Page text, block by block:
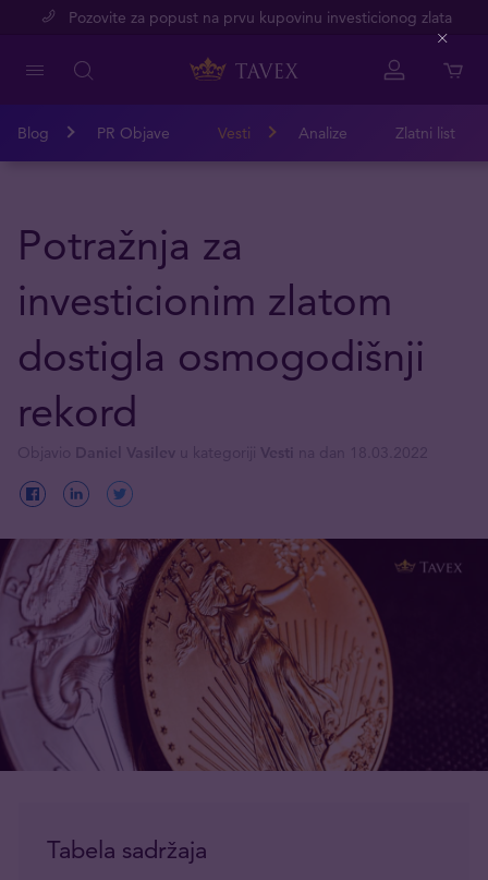
Pozovite za popust na prvu kupovinu investicionog zlata
Blog PR Objave Vesti Analize Zlatni list
Potražnja za
investicionim zlatom
dostigla osmogodišnji
rekord
Tabela sadržaja
Close